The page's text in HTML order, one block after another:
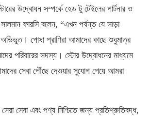
উদ্বোধন সম্পর্কে হেড টু টেইলের পার্টনার ও
ফারসি বলেন, “এখন পর্যন্ত যে সাড়া
পোষা প্রাণিরা আমাদের কাছে শুধুমাত্র
পরিবারের সদস্য। স্টোর উদ্বোধনের মাধ্যমে
সেবা পৌঁছে দেওয়ার সুযোগ পেয়ে আমরা
সেবা এবং পণ্য নিশ্চিতে জন্য প্রতিশ্রুতিবদ্ধ,